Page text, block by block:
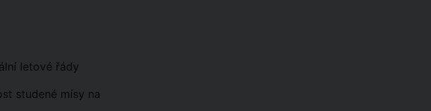
letové řády
studené mísy na